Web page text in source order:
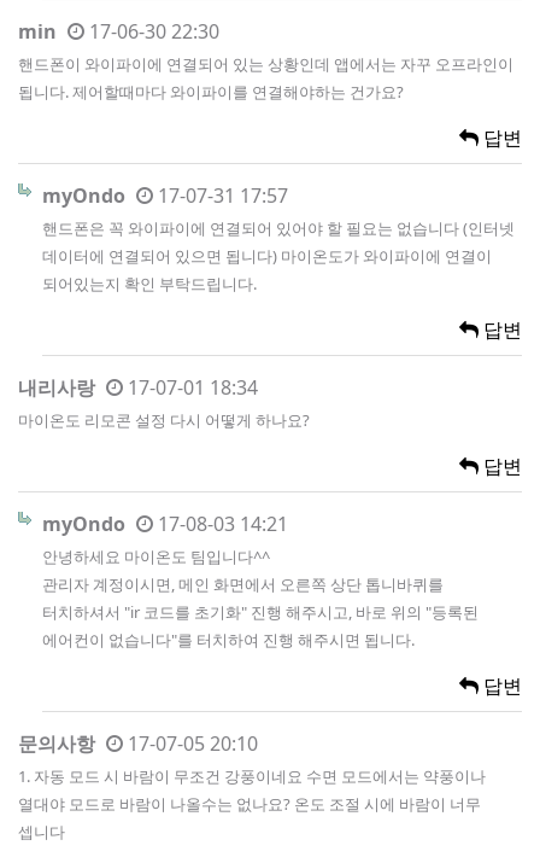
min 17-06-30 22:30
핸드폰이 와이파이에 연결되어 있는 상황인데 앱에서는 자꾸 오프라인이
됩니다. 제어할때마다 와이파이를 연결해야하는 건가요?
답변
myOndo 17-07-31 17:57
핸드폰은 꼭 와이파이에 연결되어 있어야 할 필요는 없습니다 (인터넷
데이터에 연결되어 있으면 됩니다) 마이온도가 와이파이에 연결이
되어있는지 확인 부탁드립니다.
답변
내리사랑 17-07-01 18:34
마이온도 리모콘 설정 다시 어떻게 하나요?
답변
myOndo 17-08-03 14:21
안녕하세요 마이온도 팀입니다^^
관리자 계정이시면, 메인 화면에서 오른쪽 상단 톱니바퀴를
터치하셔서 "ir 코드를 초기화" 진행 해주시고, 바로 위의 "등록된
에어컨이 없습니다"를 터치하여 진행 해주시면 됩니다.
답변
문의사항 17-07-05 20:10
1. 자동 모드 시 바람이 무조건 강풍이네요 수면 모드에서는 약풍이나
열대야 모드로 바람이 나올수는 없나요? 온도 조절 시에 바람이 너무
셉니다